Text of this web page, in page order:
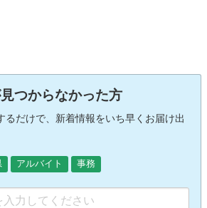
つからなかった方
るだけで、新着情報をいち早くお届け出
アルバイト 事務